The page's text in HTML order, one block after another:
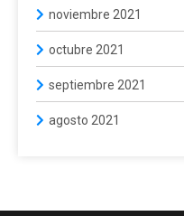
noviembre 2021
octubre 2021
septiembre 2021
agosto 2021